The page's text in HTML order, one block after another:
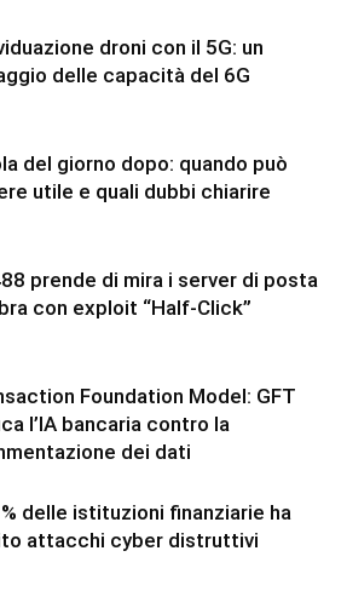
droni con il 5G: un
delle capacità del 6G
del giorno dopo: quando può
utile e quali dubbi chiarire
prende di mira i server di posta
con exploit “Half-Click”
Foundation Model: GFT
l’IA bancaria contro la
dei dati
delle istituzioni finanziarie ha
attacchi cyber distruttivi